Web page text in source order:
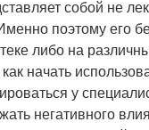
собой не
поэтому его
либо на
начать
у
негативного